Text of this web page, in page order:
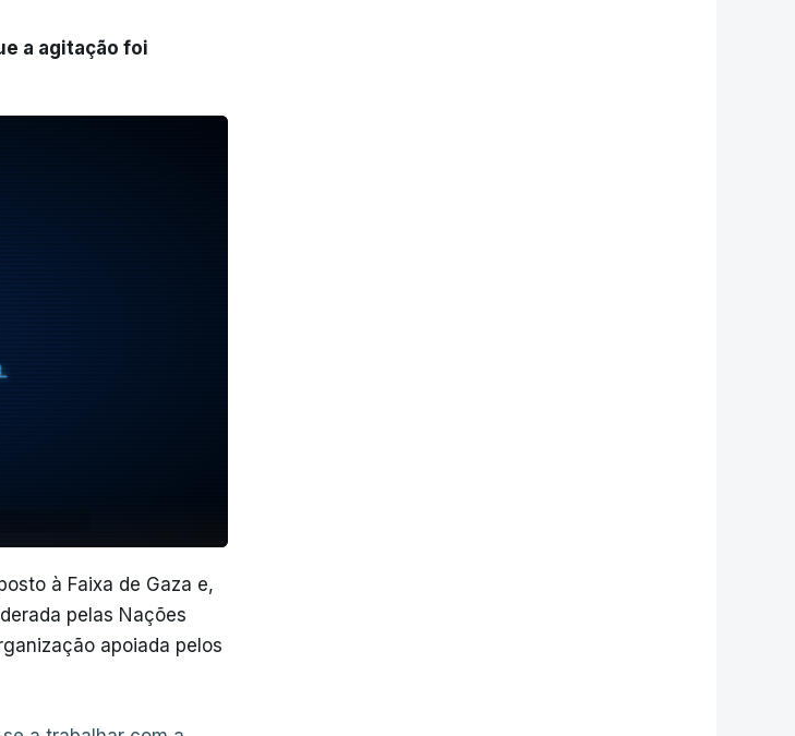
a agitação foi
à Faixa de Gaza e,
pelas Nações
apoiada pelos